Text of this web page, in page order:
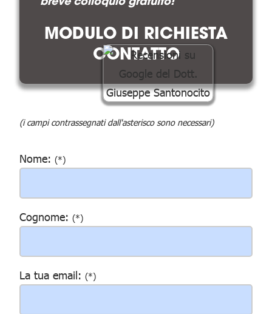
MODULO DI RICHIESTA
CONTATTO
(i campi contrassegnati dall'asterisco sono necessari)
Nome: (*)
Cognome: (*)
La tua email: (*)